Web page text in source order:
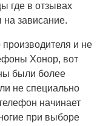
где в отзывах
зависание.
и не
Хонор, вот
были более
не специально
начинает
при выборе